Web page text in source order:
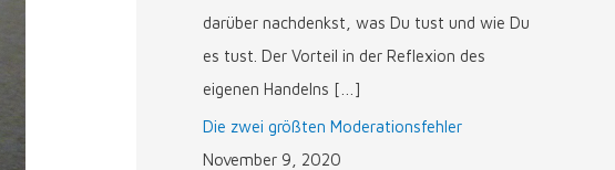
darüber nachdenkst, was Du tust und wie Du
es tust. Der Vorteil in der Reflexion des
eigenen Handelns […]
Die zwei größten Moderationsfehler
November 9, 2020